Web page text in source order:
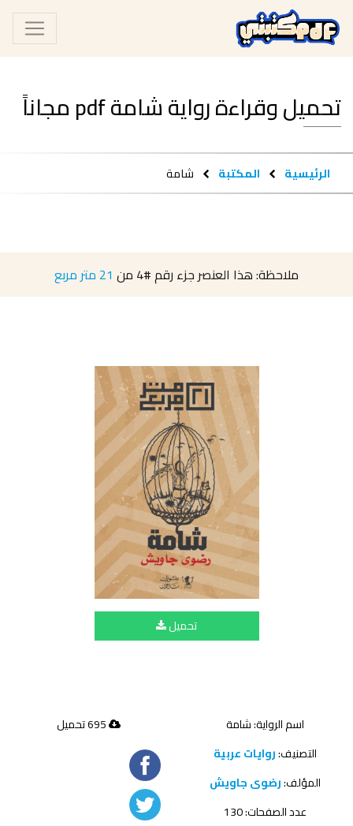
تحميل وقراءة رواية شامة pdf مجاناً
الرئيسية المكتبة شامة
ملاحظة: هذا العنصر جزء رقم#4 من 21 متر مربع
تحميل
اسم الرواية: شامة
التصنيف:روايات عربية
المؤلف:رضوى جاويش
عدد الصفحات: 130